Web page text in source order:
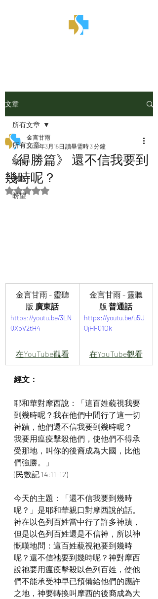
文章
所有文章
職場
家庭
盼望
所有文章
《得勝篇》 還不信我要到
幾時呢？
金言甘雨
2025年3月15日 讀畢需時 3 分鐘
評等為 NaN（最高為 5 顆星）。
金言甘雨 - 靈聽
版 廣東話
https://youtu.be/3LN
QXpV2tH4
在YouTube觀看
金言甘雨 - 靈聽
版 普通話
https://youtu.be/u5U
QjHFQ1Ok
在YouTube觀看
經文：
耶和華對摩西說：「這百姓藐視我要
到幾時呢？我在他們中間行了這一切
神蹟，他們還不信我要到幾時呢？
我要用瘟疫擊殺他們，使他們不得承
受那地，叫你的後裔成為大國，比他
們強勝。」
(民數記 14:11-12)
今天的主題：「還不信我要到幾時
呢？」是耶和華親口對摩西說的話。
神在以色列百姓當中行了許多神蹟，
但是以色列百姓還是不信神，所以神
慨嘆地問：這百姓藐視祂要到幾時
呢？還不信祂要到幾時呢？神對摩西
說祂要用瘟疫擊殺以色列百姓，使他
們不能承受神早已預備給他們的應許
之地，神要轉換叫摩西的後裔成為大